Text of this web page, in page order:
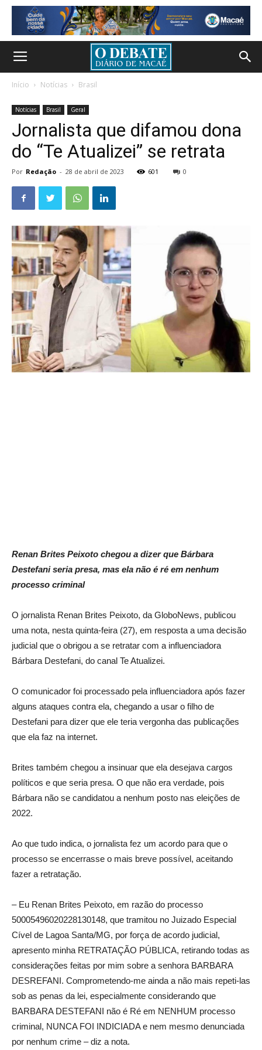
Início Notícias Brasil
Notícias Brasil Geral
Jornalista que difamou dona
do “Te Atualizei” se retrata
Por Redação - 28 de abril de 2023 601 0
Renan Brites Peixoto chegou a dizer que Bárbara
Destefani seria presa, mas ela não é ré em nenhum
processo criminal
O jornalista Renan Brites Peixoto, da GloboNews, publicou
uma nota, nesta quinta-feira (27), em resposta a uma decisão
judicial que o obrigou a se retratar com a influenciadora
Bárbara Destefani, do canal Te Atualizei.
O comunicador foi processado pela influenciadora após fazer
alguns ataques contra ela, chegando a usar o filho de
Destefani para dizer que ele teria vergonha das publicações
que ela faz na internet.
Brites também chegou a insinuar que ela desejava cargos
políticos e que seria presa. O que não era verdade, pois
Bárbara não se candidatou a nenhum posto nas eleições de
2022.
Ao que tudo indica, o jornalista fez um acordo para que o
processo se encerrasse o mais breve possível, aceitando
fazer a retratação.
– Eu Renan Brites Peixoto, em razão do processo
50005496020228130148, que tramitou no Juizado Especial
Cível de Lagoa Santa/MG, por força de acordo judicial,
apresento minha RETRATAÇÃO PÚBLICA, retirando todas as
considerações feitas por mim sobre a senhora BARBARA
DESREFANI. Comprometendo-me ainda a não mais repeti-las
sob as penas da lei, especialmente considerando que
BARBARA DESTEFANI não é Ré em NENHUM processo
criminal, NUNCA FOI INDICIADA e nem mesmo denunciada
por nenhum crime – diz a nota.